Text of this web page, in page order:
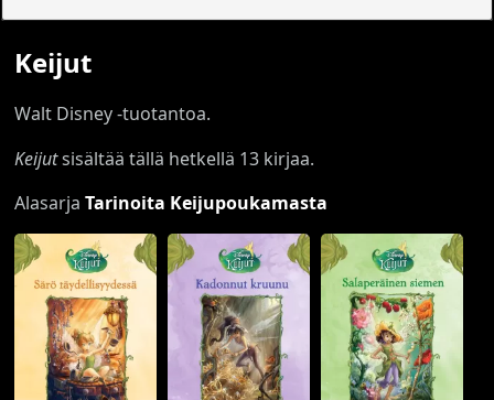
Keijut
Walt Disney -tuotantoa.
Keijutsisältää tällä hetkellä 13 kirjaa.
AlasarjaTarinoita Keijupoukamasta